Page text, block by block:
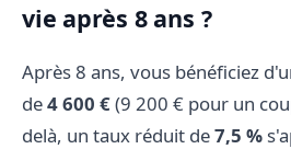
vie après 8 ans ?
Après 8 ans, vous bénéficiez
de4 600 €(9 200 € pour un
delà, un taux réduit de7,5 %